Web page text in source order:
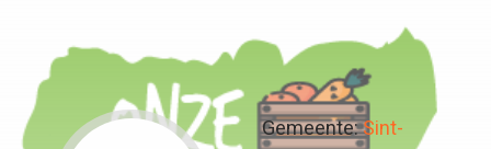
Gemeente:Sint-